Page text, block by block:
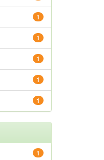
1
1
1
1
1
1